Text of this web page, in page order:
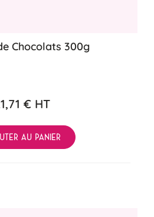
Chocolats 300g
€HT
AU PANIER